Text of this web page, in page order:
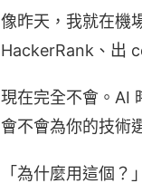
像昨天，我就在機
HackerRank、出
現在完全不會。AI
會不會為你的技術
「為什麼用這個？